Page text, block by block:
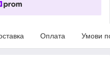
Оплата Умови